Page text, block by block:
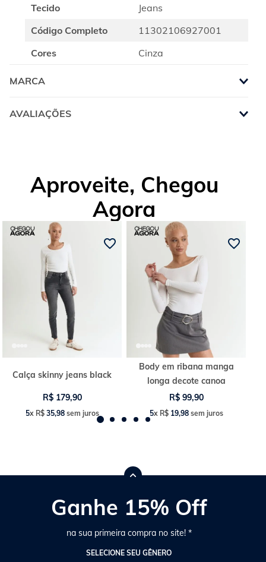
Tecido
Jeans
Código Completo
11302106927001
Cores
Cinza
MARCA
AVALIAÇÕES
Aproveite, Chegou
Agora
Calça skinny jeans black
R$ 179,90
5x R$ 35,98sem juros
Body em ribana manga
longa decote canoa
R$ 99,90
5x R$ 19,98sem juros
Ganhe 15% Off
na sua primeira compra no site! *
SELECIONE SEU GÊNERO